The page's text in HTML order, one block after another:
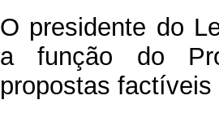
O presidente do
a função do
propostas